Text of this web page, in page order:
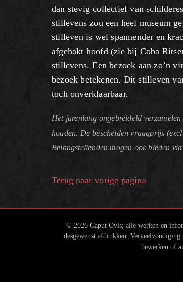
dan stevig collectief van
stillevens zou een heel museum
stilleven is wel spannender en
afgehakt hoofd (zie bij Coba
stillevens. Een bezoek aan zo’n
bezoek betekenen. Dit stilleven
toch onverklaarbaar.
Het jarenlang ongebreideld
houden. De bescheiden vraagprijs
Belangstellenden mogen ook bieden
Terug naar vorige pagina
© 2026 Caput Ovis; alle werken en
desgewenst afdrukken.
bewerken of